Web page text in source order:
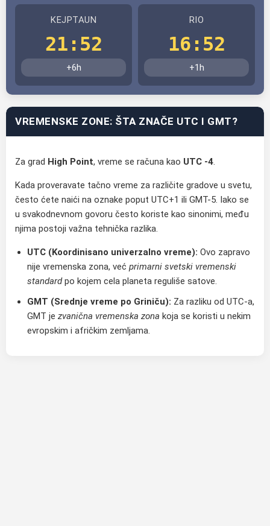
KEJPTAUN
21:52
+6h
RIO
16:52
+1h
VREMENSKE ZONE: ŠTA ZNAČE UTC I GMT?
Za grad High Point, vreme se računa kao UTC -4.
Kada proveravate tačno vreme za različite gradove u svetu,
često ćete naići na oznake poput UTC+1 ili GMT-5. Iako se
u svakodnevnom govoru često koriste kao sinonimi, među
njima postoji važna tehnička razlika.
UTC (Koordinisano univerzalno vreme): Ovo zapravo
nije vremenska zona, već primarni svetski vremenski
standardpo kojem cela planeta reguliše satove.
GMT (Srednje vreme po Griniču): Za razliku od UTC-a,
GMT je zvanična vremenska zona koja se koristi u nekim
evropskim i afričkim zemljama.